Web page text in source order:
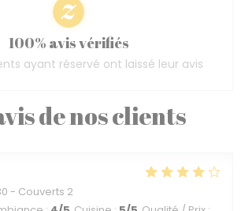
de nos clients
- Couverts 2
100% avis vérifiés
ayant réservé ont laissé leur avis